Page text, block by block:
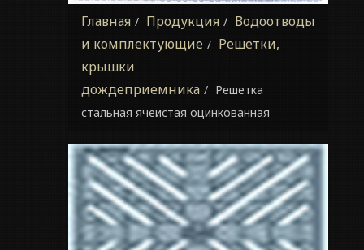
Главная Продукция
Водоотводы
и комплектующие
Решетки,
крышки
дождеприемника
Решетка
стальная ячеистая оцинкованная